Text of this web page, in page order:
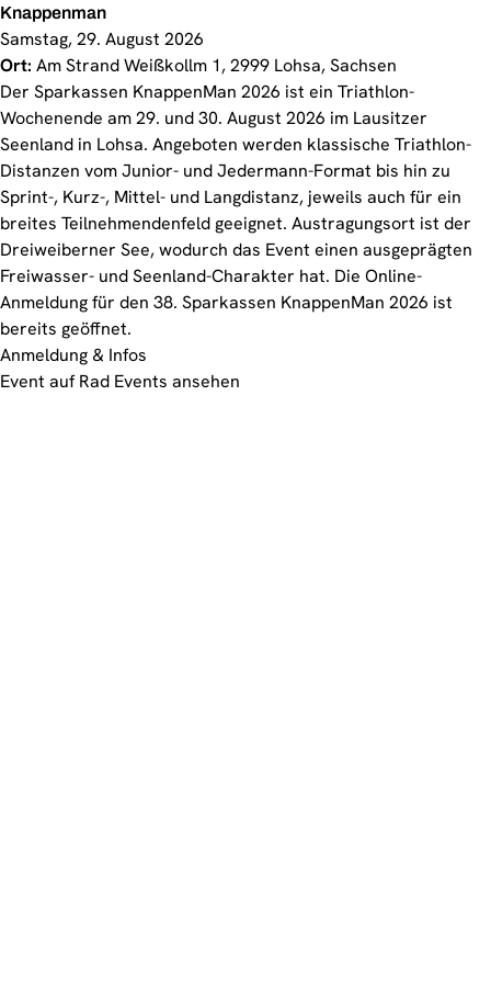
Knappenman
Samstag, 29. August 2026
Ort: Am Strand Weißkollm 1, 2999 Lohsa, Sachsen
Der Sparkassen KnappenMan 2026 ist ein Triathlon-
Wochenende am 29. und 30. August 2026 im Lausitzer
Seenland in Lohsa. Angeboten werden klassische Triathlon-
Distanzen vom Junior- und Jedermann-Format bis hin zu
Sprint-, Kurz-, Mittel- und Langdistanz, jeweils auch für ein
breites Teilnehmendenfeld geeignet. Austragungsort ist der
Dreiweiberner See, wodurch das Event einen ausgeprägten
Freiwasser- und Seenland-Charakter hat. Die Online-
Anmeldung für den 38. Sparkassen KnappenMan 2026 ist
bereits geöffnet.
Anmeldung & Infos
Event auf Rad Events ansehen